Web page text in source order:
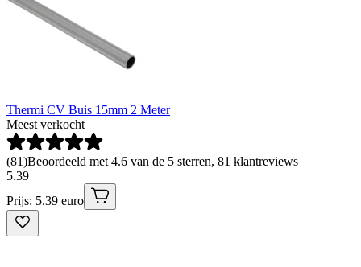
Thermi CV Buis 15mm 2 Meter
Meest verkocht
(81)Beoordeeld met 4.6 van de 5 sterren, 81 klantreviews
5.39
Prijs: 5.39 euro